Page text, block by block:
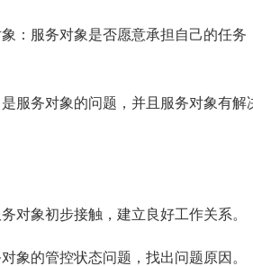
：服务对象是否愿意承担自己的任
服务对象的问题，并且服务对象有
对象初步接触，建立良好工作关系。
象的管控状态问题，找出问题原因。